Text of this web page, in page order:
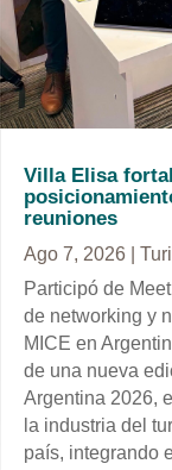
Villa Elisa
reuniones
Ago 7, 2026|
Participó de
de networking y
MICE en
de una nueva
Argentina 2026,
la industria del
país, integrando